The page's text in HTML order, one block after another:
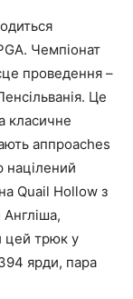
Чемпіонат
проведення –
Це
класичне
аппроaches
націлений
Quail Hollow з
цей трюк у
ярди, пара